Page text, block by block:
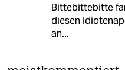
Bittebittebitte
diesen
an...